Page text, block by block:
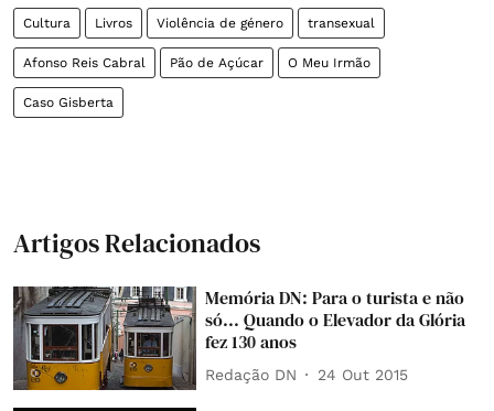
Cultura Livros Violência de género transexual
Afonso Reis Cabral Pão de Açúcar O Meu Irmão
Caso Gisberta
Artigos Relacionados
Memória DN: Para o turista e não
só... Quando o Elevador da Glória
fez 130 anos
Redação DN 24 Out 2015